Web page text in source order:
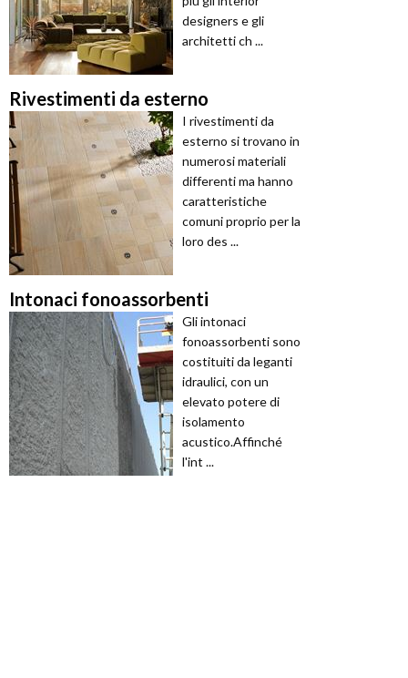
designers e gli
architetti ch ...
Rivestimenti da esterno
I rivestimenti da
esterno si trovano in
numerosi materiali
differenti ma hanno
caratteristiche
comuni proprio per la
loro des ...
Intonaci fonoassorbenti
Gli intonaci
fonoassorbenti sono
costituiti da leganti
idraulici, con un
elevato potere di
isolamento
acustico.Affinché
l'int ...